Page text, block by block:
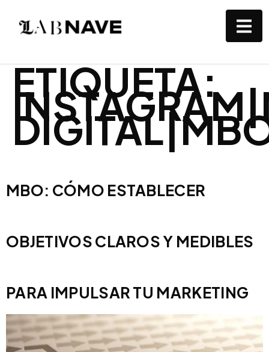
ETIQUETA:
MBO: CÓMO ESTABLECER
OBJETIVOS CLAROS Y MEDIBLES
PARA IMPULSAR TU MARKETING